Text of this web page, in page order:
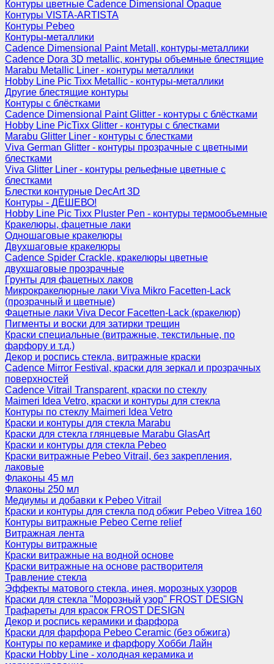
Контуры цветные Cadence Dimensional Opaque
Контуры VISTA-ARTISTA
Контуры Pebeo
Контуры-металлики
Cadence Dimensional Paint Metall, контуры-металлики
Cadence Dora 3D metallic, контуры объемные блестящие
Marabu Metallic Liner - контуры металлики
Hobby Line Pic Tixx Metallic - контуры-металлики
Другие блестящие контуры
Контуры с блёстками
Cadence Dimensional Paint Glitter - контуры с блёстками
Hobby Line PicTixx Glitter - контуры с блестками
Marabu Glitter Liner - контуры с блестками
Viva German Glitter - контуры прозрачные с цветными
блестками
Viva Glitter Liner - контуры рельефные цветные с
блестками
Блестки контурные DecArt 3D
Контуры - ДЁШЕВО!
Hobby Line Pic Tixx Pluster Pen - контуры термообъемные
Кракелюры, фацетные лаки
Одношаговые кракелюры
Двухшаговые кракелюры
Cadence Spider Crackle, кракелюры цветные
двухшаговые прозрачные
Грунты для фацетных лаков
Микрокракелюрные лаки Viva Mikro Facetten-Lack
(прозрачный и цветные)
Фацетные лаки Viva Decor Facetten-Lack (кракелюр)
Пигменты и воски для затирки трещин
Краски специальные (витражные, текстильные, по
фарфору и т.д.)
Декор и роспись стекла, витражные краски
Cadence Mirror Festival, краски для зеркал и прозрачных
поверхностей
Cadence Vitrail Transparent, краски по стеклу
Maimeri Idea Vetro, краски и контуры для стекла
Контуры по стеклу Maimeri Idea Vetro
Краски и контуры для стекла Marabu
Краски для стекла глянцевые Marabu GlasArt
Краски и контуры для стекла Pebeo
Краски витражные Pebeo Vitrail, без закрепления,
лаковые
Флаконы 45 мл
Флаконы 250 мл
Медиумы и добавки к Pebeo Vitrail
Краски и контуры для стекла под обжиг Pebeo Vitrea 160
Контуры витражные Pebeo Cerne relief
Витражная лента
Контуры витражные
Краски витражные на водной основе
Краски витражные на основе растворителя
Травление стекла
Эффекты матового стекла, инея, морозных узоров
Краски для стекла "Морозный узор" FROST DESIGN
Трафареты для красок FROST DESIGN
Декор и роспись керамики и фарфора
Краски для фарфора Pebeo Ceramic (без обжига)
Контуры по керамике и фарфору Хобби Лайн
Краски Hobby Line - холодная керамика и